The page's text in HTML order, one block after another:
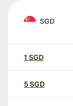
SGD
1 SGD
5 SGD